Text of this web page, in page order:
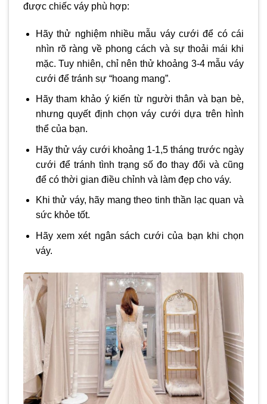
được chiếc váy phù hợp:
Hãy thử nghiệm nhiều mẫu váy cưới để có cái
nhìn rõ ràng về phong cách và sự thoải mái khi
mặc. Tuy nhiên, chỉ nên thử khoảng 3-4 mẫu váy
cưới để tránh sự “hoang mang”.
Hãy tham khảo ý kiến từ người thân và bạn bè,
nhưng quyết định chọn váy cưới dựa trên hình
thể của bạn.
Hãy thử váy cưới khoảng 1-1,5 tháng trước ngày
cưới để tránh tình trạng số đo thay đổi và cũng
để có thời gian điều chỉnh và làm đẹp cho váy.
Khi thử váy, hãy mang theo tinh thần lạc quan và
sức khỏe tốt.
Hãy xem xét ngân sách cưới của bạn khi chọn
váy.